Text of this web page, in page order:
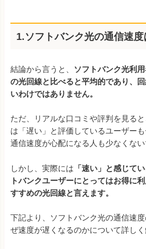
1.ソフトバンク光の通信速度
結論から言うと、
ソフトバンク光利
の光回線と比べると平均的であり、
いわけではありません。
ただ、リアルな口コミや評判を見る
は「遅い」と評価しているユーザーも
通信速度が心配になる人も少なくない
しかし、実際には 「速い」と感じて
トバンクユーザーにとってはお得に
すすめの光回線と言えます。
下記より、ソフトバンク光の通信速
ぜ速度が遅くなるのかについて詳しく